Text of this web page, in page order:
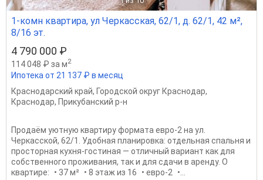
1-комн квартира, ул Черкасская, 62/1, д. 62/1, 42 м²,
8/16 эт.
4 790 000 ₽
114 048 ₽ за м2
Ипотека от 21 137 ₽ в месяц
Краснодарский край, Городской округ Краснодар,
Краснодар, Прикубанский р-н
Продаём уютную квартиру формата евро-2 на ул.
Черкасской, 62/1. Удобная планировка: отдельная спальня и
просторная кухня-гостиная — отличный вариант как для
собственного проживания, так и для сдачи в аренду. О
квартире: • 37 м² • 8 этаж из 16 • евро-2 •...